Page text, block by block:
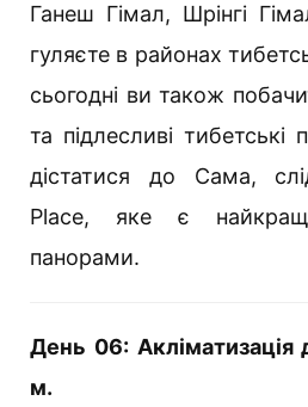
Ганеш Гімал, Шрінгі
гуляєте в районах
сьогодні ви також
та підлесливі
дістатися до Сама,
Place, яке є
панорами.
День 06:
м.